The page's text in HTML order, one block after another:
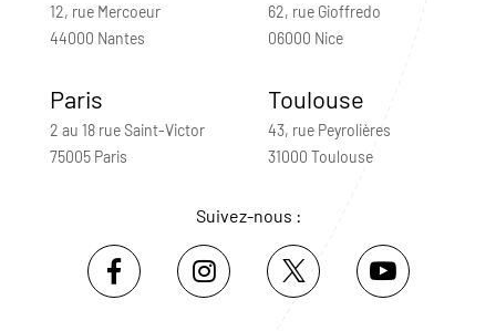
12, rue Mercoeur
44000 Nantes
62, rue Gioffredo
06000 Nice
Paris
2 au 18 rue Saint-Victor
75005 Paris
Toulouse
43, rue Peyrolières
31000 Toulouse
Suivez-nous :